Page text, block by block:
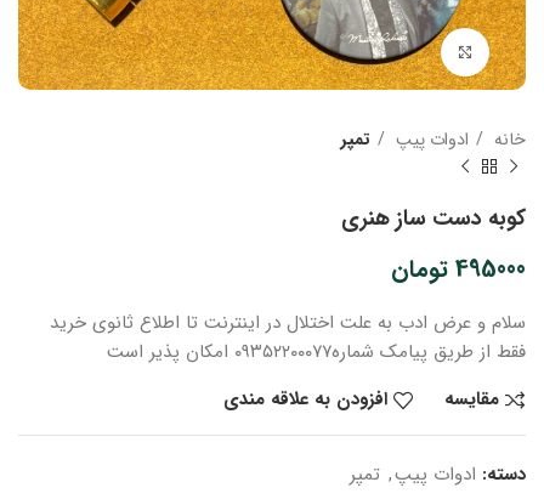
بزرگنمایی تصویر
خانه ادوات پیپ تمپر
کوبه دست ساز هنری
495000 تومان
سلام و عرض ادب به علت اختلال در اینترنت تا اطلاع ثانوی خرید
فقط از طریق پیامک شماره۰۹۳۵۲۲۰۰۰۷۷ امکان پذیر است
مقایسه
افزودن به علاقه مندی
دسته: ادوات پیپ, تمپر